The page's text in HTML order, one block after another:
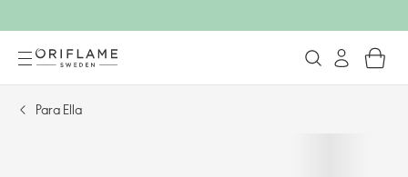
Para Ella